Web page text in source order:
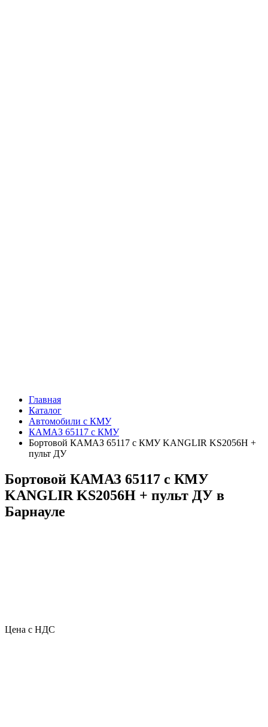
Главная
Каталог
Автомобили с КМУ
КАМАЗ 65117 с КМУ
Бортовой КАМАЗ 65117 с КМУ KANGLIR KS2056H +
пульт ДУ
Бортовой КАМАЗ 65117 с КМУ
KANGLIR KS2056H + пульт ДУ в
Барнауле
Цена с НДС